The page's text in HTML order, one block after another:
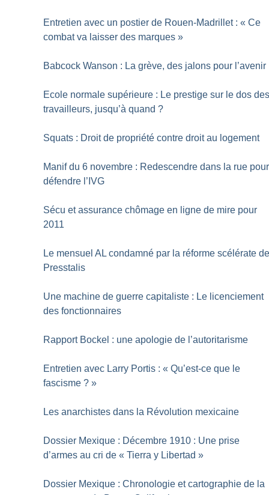
Entretien avec un postier de Rouen-Madrillet : « Ce
combat va laisser des marques »
Babcock Wanson : La grève, des jalons pour l’avenir
Ecole normale supérieure : Le prestige sur le dos
travailleurs, jusqu’à quand ?
Squats : Droit de propriété contre droit au logement
Manif du 6 novembre : Redescendre dans la rue pour
défendre l’IVG
Sécu et assurance chômage en ligne de mire pour
2011
Le mensuel AL condamné par la réforme scélérate
Presstalis
Une machine de guerre capitaliste : Le licenciement
des fonctionnaires
Rapport Bockel : une apologie de l’autoritarisme
Entretien avec Larry Portis : « Qu’est-ce que le
fascisme ? »
Les anarchistes dans la Révolution mexicaine
Dossier Mexique : Décembre 1910 : Une prise
d’armes au cri de « Tierra y Libertad »
Dossier Mexique : Chronologie et cartographie de la